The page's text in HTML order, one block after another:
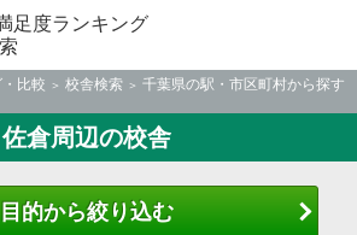
足度ランキング
比較 校舎検索
千葉県の駅・市区町村から探す
佐倉周辺の校舎
目的から絞り込む